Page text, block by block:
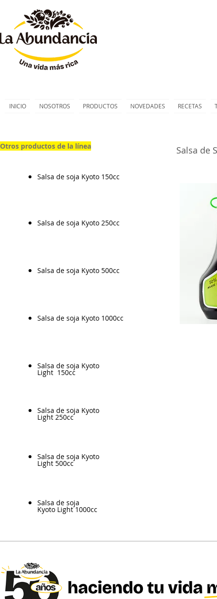
INICIO NOSOTROS PRODUCTOS NOVEDADES RECETAS
Otros productos de la línea
Salsa de soja Kyoto 150cc
Salsa de soja Kyoto 250cc
Salsa de soja Kyoto 500cc
Salsa de soja Kyoto 1000cc
Salsa de soja Kyoto
Light 150cc
Salsa de soja Kyoto
Light 250cc
Salsa de soja Kyoto
Light 500cc
Salsa de soja
Kyoto Light 1000cc
Salsa de